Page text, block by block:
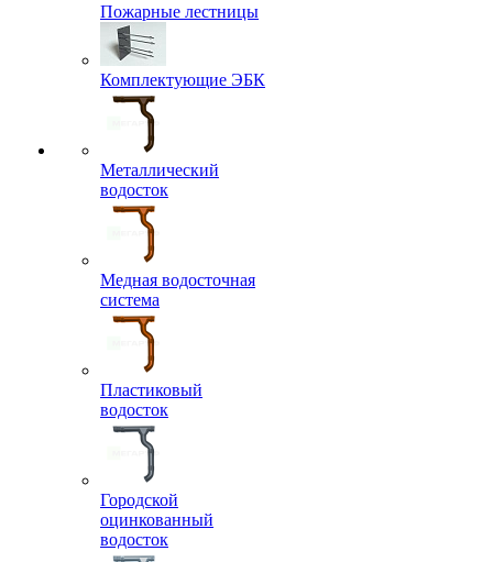
Пожарные лестницы
Комплектующие ЭБК
Металлический
водосток
Медная водосточная
система
Пластиковый
водосток
Городской
оцинкованный
водосток